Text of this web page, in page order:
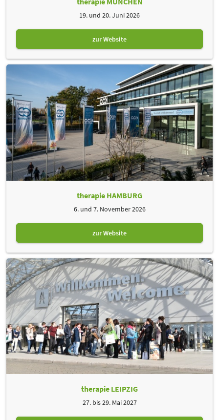
19. und 20. Juni 2026
zur Website
therapie HAMBURG
6. und 7. November 2026
zur Website
therapie LEIPZIG
27. bis 29. Mai 2027